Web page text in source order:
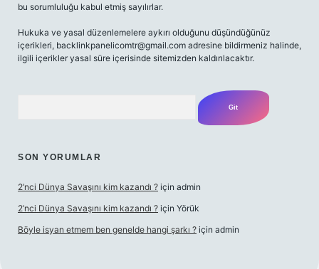
bu sorumluluğu kabul etmiş sayılırlar.
Hukuka ve yasal düzenlemelere aykırı olduğunu düşündüğünüz
içerikleri, backlinkpanelicomtr@gmail.com adresine bildirmeniz halinde,
ilgili içerikler yasal süre içerisinde sitemizden kaldırılacaktır.
SON YORUMLAR
2’nci Dünya Savaşını kim kazandı ? için admin
2’nci Dünya Savaşını kim kazandı ? için Yörük
Böyle isyan etmem ben genelde hangi şarkı ? için admin